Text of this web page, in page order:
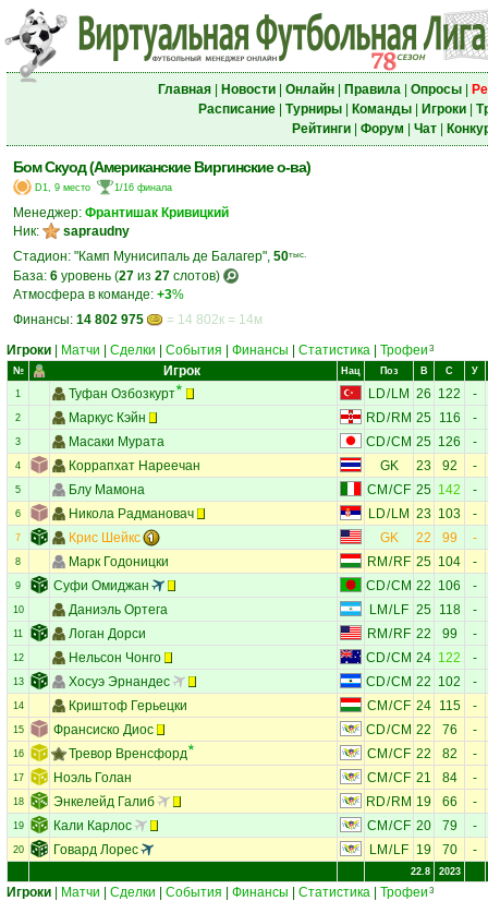
Главная| Новости| Онлайн| Правила| Опросы|
Расписание| Турниры| Команды| Игроки|
Рейтинги| Форум Чат|
Бом Скуод (Американские Виргинские о-ва)
D1, 9 место 1/16 финала
Менеджер: Франтишак Кривицкий
Ник:
sapraudny
Стадион: "Камп Мунисипаль де Балагер", 50тыс.
База: 6 уровень (27 из 27 слотов)
Атмосфера в команде: +3%
Финансы: 14 802 975
= 14 802к = 14м
Игроки
Матчи Сделки События Финансы Статистика Трофеи 3
№ Игрок Нац Поз В С У
1 Туфан Озбозкурт LD/ LM 26 122 -
2 Маркус Кэйн RD/ RM 25 116 -
3 Масаки Мурата CD/CM 25 126 -
4 Коррапхат Нареечан GK 23 92 -
5 Блу Мамона CM /CF 25 142 -
6 Никола Радмановач LD/ LM 23 103 -
7 Крис Шейкс GK 22 99 -
8 Марк Годоницки RM / RF 25 104 -
9 Суфи Омиджан CD/CM 22 106 -
10 Даниэль Ортега LM / LF 25 118 -
11 Логан Дорси RM / RF 22 99 -
12 Нельсон Чонго CD/CM 24 122 -
13 Хосуэ Эрнандес CD/CM 22 102 -
14 Криштоф Герьецки CM /CF 24 115 -
15 Франсиско Диос CD/CM 22 76 -
16 Тревор Вренсфорд CM /CF 22 82 -
17 Ноэль Голан CM /CF 21 84 -
18 Энкелейд Галиб RD/ RM 19 66 -
19 Кали Карлос CM /CF 20 79 -
20 Говард Лорес LM / LF 19 70 -
22.8 2023
Игроки Матчи Сделки События Финансы Статистика Трофеи 3